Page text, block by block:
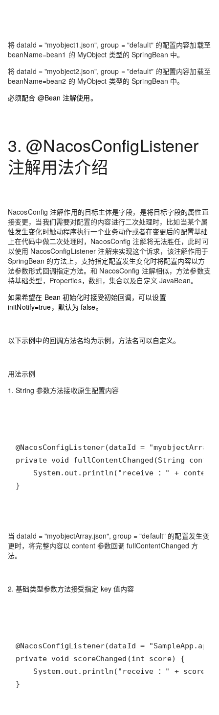
将 dataId = "myobject1.json", group = "default" 的配置内容加载至
beanName=bean1 的 MyObject 类型的 SpringBean 中。
将 dataId = "myobject2.json", group = "default" 的配置内容加载至
beanName=bean2 的 MyObject 类型的 SpringBean 中。
必须配合 @Bean 注解使用。
3. @NacosConfigListener
注解用法介绍
NacosConfig 注解作用的目标主体是字段，是将目标字段的属性直
接变更，当我们需要对配置的内容进行二次处理时，比如当某个属
性发生变化时触动程序执行一个业务动作或者在变更后的配置基础
上在代码中做二次处理时，NacosConfig 注解将无法胜任，此时可
以使用 NacosConfigListener 注解来实现这个诉求，该注解作用于
SpringBean 的方法上，支持指定配置发生变化时将配置内容以方
法参数形式回调指定方法。和 NacosConfig 注解相似，方法参数支
持基础类型，Properties，数组，集合以及自定义 JavaBean。
如果希望在 Bean 初始化时接受初始回调，可以设置
initNotify=true，默认为 false。
以下示例中的回调方法名均为示例，方法名可以自定义。
用法示例
1. String 参数方法接收原生配置内容
}
当 dataId = "myobjectArray.json", group = "default" 的配置发生变
更时，将完整内容以 content 参数回调 fullContentChanged 方
法。
2. 基础类型参数方法接受指定 key 值内容
}